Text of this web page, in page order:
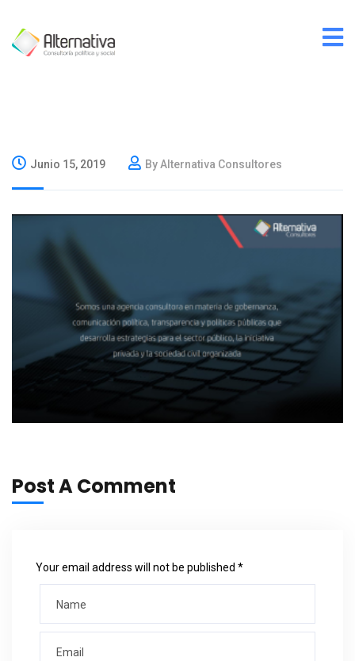
Junio 15, 2019 By Alternativa Consultores
Post A Comment
Your email address will not be published *